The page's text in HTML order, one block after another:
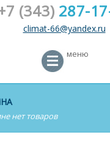
(343) 287-
climat-66@yandex.ru
нет товаров
меню